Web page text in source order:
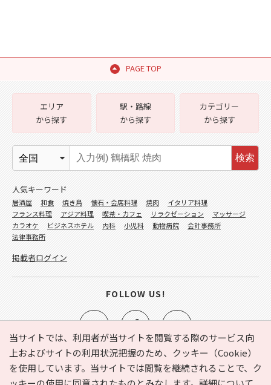
PAGE TOP
当サイトでは、利用者が当サイトを閲覧する際のサービス向
上およびサイトの利用状況把握のため、クッキー（Cookie）
を使用しています。当サイトでは閲覧を継続されることで、ク
e-NAVITA（イーナビタ）とは？ お気に入り
ヘルプ
エリア
から探す
駅・路線
から探す
カテゴリー
から探す
検索
人気キーワード
居酒屋 和食 焼き鳥 懐石・会席料理 焼肉
イタリア料理
フランス料理
アジア料理 喫茶・カフェ リラクゼーション
マッサージ
カラオケ
ビジネスホテル 内科 小児科 動物病院
会計事務所
法律事務所
掲載者ログイン
FOLLOW US!